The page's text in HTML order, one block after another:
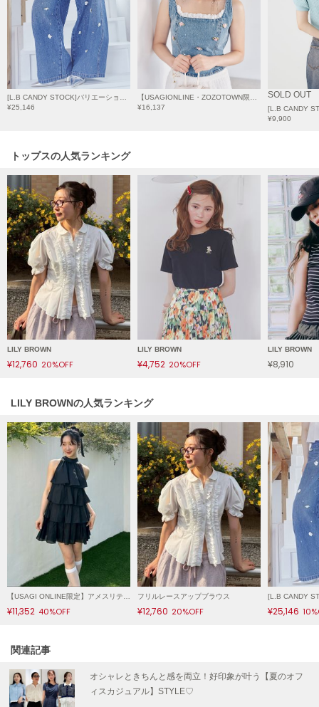
MOIGE
モワージュ
MUCHA
ミュシャ
nezu
NIKE
ナイキ
NOWNS
ナウンス
null.
ヌル
オン
ORGUE
オルグ
PATRICK
パトリック
Philly chocolate
フィリーチョコレート
poláura
PUMA
¥25,146
¥16,137
SOLD OUT
¥9,900
トップスの人気ランキング
LILY BROWN
¥12,760 20%OFF
LILY BROWN
¥4,752 20%OFF
LILY BROWN
¥8,910
LILY BROWNの人気ランキング
¥11,352 40%OFF
フリルレースアップブラウス
¥12,760 20%OFF ¥25,146
関連記事
オシャレときちんと感を両立！好印象が叶う【夏のオフ
ィスカジュアル】STYLE♡